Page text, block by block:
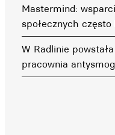
Mastermind:
społecznych często
W Radlinie
pracownia